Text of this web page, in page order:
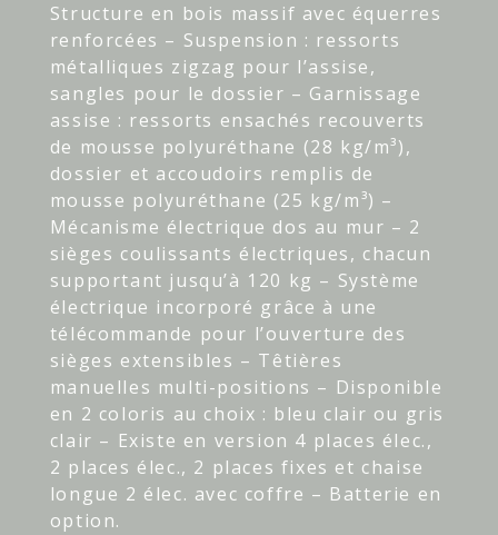
Structure en bois massif avec équerres
renforcées – Suspension : ressorts
métalliques zigzag pour l’assise,
sangles pour le dossier – Garnissage
assise : ressorts ensachés recouverts
de mousse polyuréthane (28 kg/m³),
dossier et accoudoirs remplis de
mousse polyuréthane (25 kg/m³) –
Mécanisme électrique dos au mur – 2
sièges coulissants électriques, chacun
supportant jusqu’à 120 kg – Système
électrique incorporé grâce à une
télécommande pour l’ouverture des
sièges extensibles – Têtières
manuelles multi-positions – Disponible
en 2 coloris au choix : bleu clair ou gris
clair – Existe en version 4 places élec.,
2 places élec., 2 places fixes et chaise
longue 2 élec. avec coffre – Batterie en
option.